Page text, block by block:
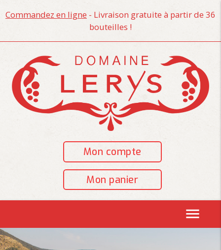
Commandez en ligne - Livraison gratuite à partir de 36
bouteilles !
Mon compte
Mon panier